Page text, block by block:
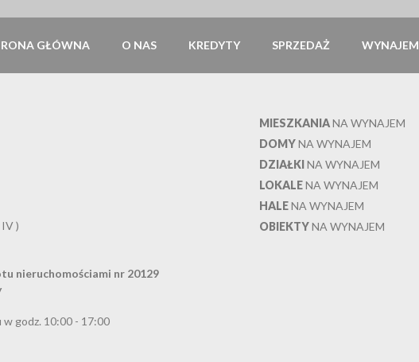
GŁÓWNA O NAS KREDYTY SPRZEDAŻ WYNAJEM
)
nieruchomościami nr 20129
w godz. 10:00 - 17:00
MIESZKANIANA WYNAJEM
DOMYNA WYNAJEM
DZIAŁKINA WYNAJEM
LOKALENA WYNAJEM
HALENA WYNAJEM
OBIEKTYNA WYNAJEM